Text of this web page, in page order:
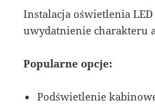
Instalacja oświetlenia
uwydatnienie charakteru
Popularne opcje:
Podświetlenie